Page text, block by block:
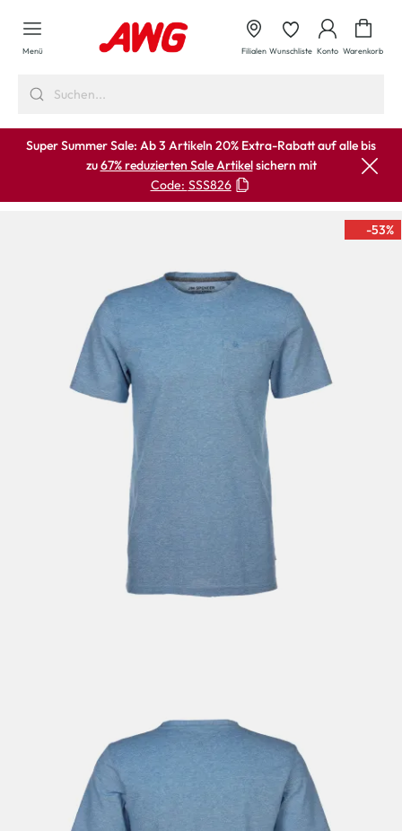
springen
Menü Filialen Wunschliste Konto Warenkorb
Super Summer Sale: Ab 3 Artikeln 20% Extra-Rabatt auf alle bis
zu67% reduzierten Sale Artikelsichern mit
Code: SSS826
-53%